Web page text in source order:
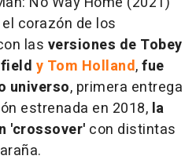
corazón de los
las versiones de Tobey
y Tom Holland,fue
universo, primera entrega
estrenada en 2018, la
'crossover' con distintas